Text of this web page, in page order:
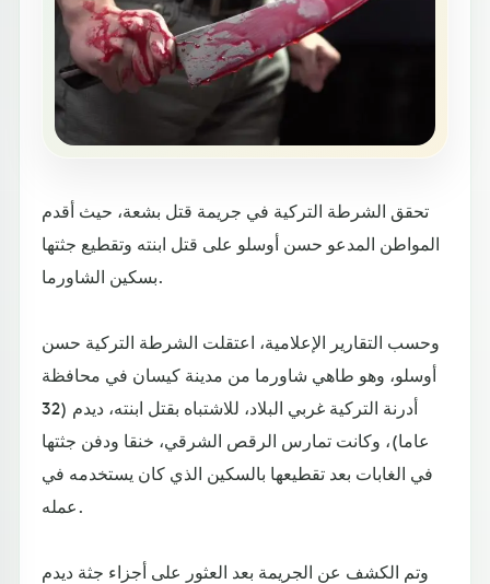
تحقق الشرطة التركية في جريمة قتل بشعة، حيث أقدم
المواطن المدعو حسن أوسلو على قتل ابنته وتقطيع جثتها
بسكين الشاورما.
وحسب التقارير الإعلامية، اعتقلت الشرطة التركية حسن
أوسلو، وهو طاهي شاورما من مدينة كيسان في محافظة
أدرنة التركية غربي البلاد، للاشتباه بقتل ابنته، ديدم (32
عاما)، وكانت تمارس الرقص الشرقي، خنقا ودفن جثتها
في الغابات بعد تقطيعها بالسكين الذي كان يستخدمه في
عمله.
وتم الكشف عن الجريمة بعد العثور على أجزاء جثة ديدم